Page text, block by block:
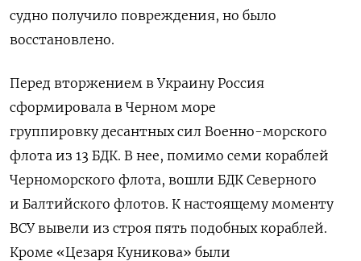
судно получило повреждения, но было
восстановлено.
Перед вторжением в Украину Россия
сформировала в Черном море
группировку десантных сил Военно-морского
флота из 13 БДК. В нее, помимо семи кораблей
Черноморского флота, вошли БДК Северного
и Балтийского флотов. К настоящему моменту
ВСУ вывели из строя пять подобных кораблей.
Кроме «Цезаря Куникова» были